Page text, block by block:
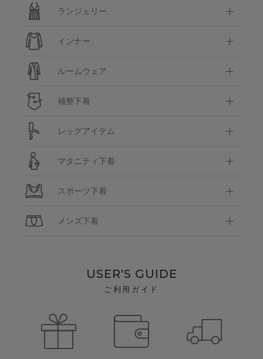
ランジェリー
インナー
ルームウェア
補整下着
レッグアイテム
マタニティ下着
スポーツ下着
メンズ下着
USER'S GUIDE
ご利用ガイド